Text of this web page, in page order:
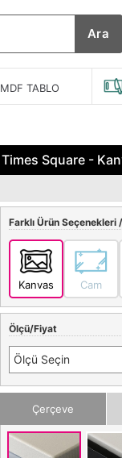
Ara
MDF TABLO
Times Square -
Farklı Ürün Seçenekleri /
Kanvas Cam
Ölçü/Fiyat
Ölçü Seçin
Çerçeve